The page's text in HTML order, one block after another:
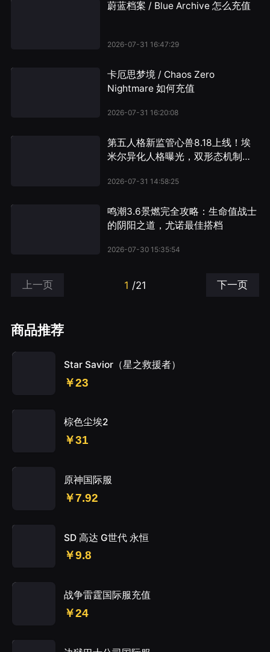
蔚蓝档案 / Blue Archive 怎么充值
2026-07-31 16:47:29
卡厄思梦境 / Chaos Zero
Nightmare 如何充值
2026-07-31 16:20:08
第五人格新监管心兽8.18上线！埃
米尔异化人格曝光，双形态机制首
2026-07-31 14:58:25
鸣潮3.6景燃完全攻略：生命值战士
的阴阳之道，尤诺最佳搭档
2026-07-30 15:35:54
上一页 1 /21 下一页
商品推荐
Star Savior（星之救援者）
￥23
棕色尘埃2
￥31
原神国际服
￥7.92
SD 高达 G世代 永恒
￥9.8
战争雷霆国际服充值
￥24